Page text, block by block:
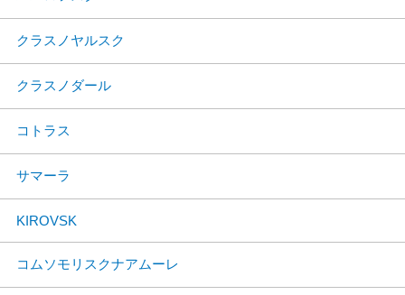
クラスノヤルスク
クラスノダール
コトラス
サマーラ
KIROVSK
コムソモリスクナアムーレ